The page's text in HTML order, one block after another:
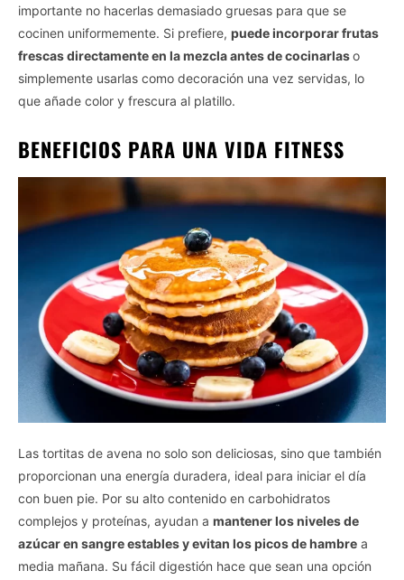
importante no hacerlas demasiado gruesas para que se
cocinen uniformemente. Si prefiere, puede incorporar frutas
frescas directamente en la mezcla antes de cocinarlaso
simplemente usarlas como decoración una vez servidas, lo
que añade color y frescura al platillo.
BENEFICIOS PARA UNA VIDA FITNESS
Las tortitas de avena no solo son deliciosas, sino que también
proporcionan una energía duradera, ideal para iniciar el día
con buen pie. Por su alto contenido en carbohidratos
complejos y proteínas, ayudan a mantener los niveles de
azúcar en sangre estables y evitan los picos de hambre a
media mañana. Su fácil digestión hace que sean una opción